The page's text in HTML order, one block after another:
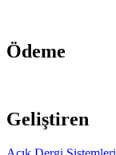
Ödeme
Geliştiren